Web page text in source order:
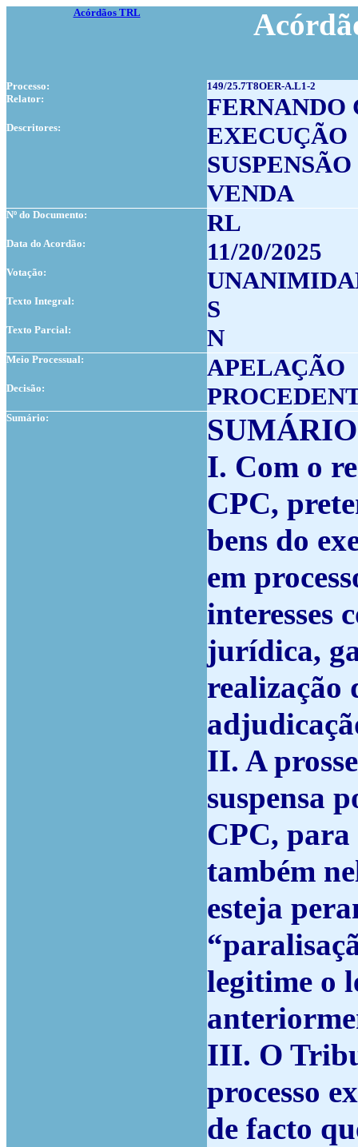
Acórdãos TRL
Processo:
149/25.7T8OER-A.L1-2
Relator:
FERNANDO
Descritores:
EXECUÇÃO
SUSPENSÃO
VENDA
Nº do Documento: RL
Data do Acordão: 11/20/2025
Votação:
Texto Integral: S
Texto Parcial: N
Meio Processual: APELAÇÃO
Decisão:
Sumário:
I. Com o
CPC,
bens do
em
interesses
jurídica,
realização
II. A
suspensa
CPC, para
também
esteja
legitime o
III. O
processo
de facto